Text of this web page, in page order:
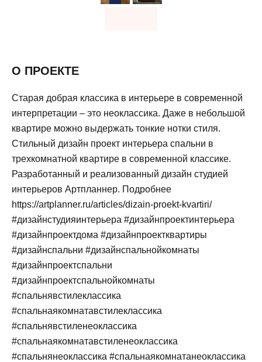
О ПРОЕКТЕ
Старая добрая классика в интерьере в современной
интерпретации – это неоклассика. Даже в небольшой
квартире можно выдержать тонкие нотки стиля.
Стильный дизайн проект интерьера спальни в
трехкомнатной квартире в современной классике.
Разработанный и реализованный дизайн студией
интерьеров Артпланнер. Подробнее
https://artplanner.ru/articles/dizain-proekt-kvartiri/
#дизайнстудияинтерьера #дизайнпроектинтерьера
#дизайнпроектдома #дизайнпроектквартиры
#дизайнспальни #дизайнспальнойкомнаты
#дизайнпроектспальни
#дизайнпроектспальнойкомнаты
#спальнявстилеклассика
#спальнаякомнатавстилеклассика
#спальнявстиленеоклассика
#спальнаякомнатавстиленеоклассика
#спальнянеоклассика #спальнаякомнатанеоклассика